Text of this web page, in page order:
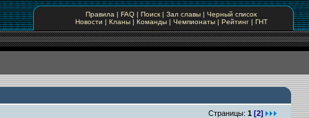
Правила | FAQ | Поиск | Зал славы | Черный список
Новости | Кланы| Команды| Чемпионаты| Рейтинг| ГНТ
Страницы: 1 [2]